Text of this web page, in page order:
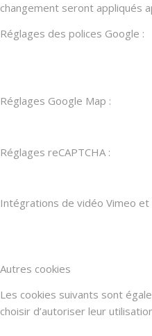
changement seront appliqués
Réglages des polices Google :
Réglages Google Map :
Réglages reCAPTCHA :
Intégrations de vidéo Vimeo et
Autres cookies
Les cookies suivants sont
choisir d’autoriser leur